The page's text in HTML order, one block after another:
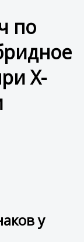
по
Х-
у